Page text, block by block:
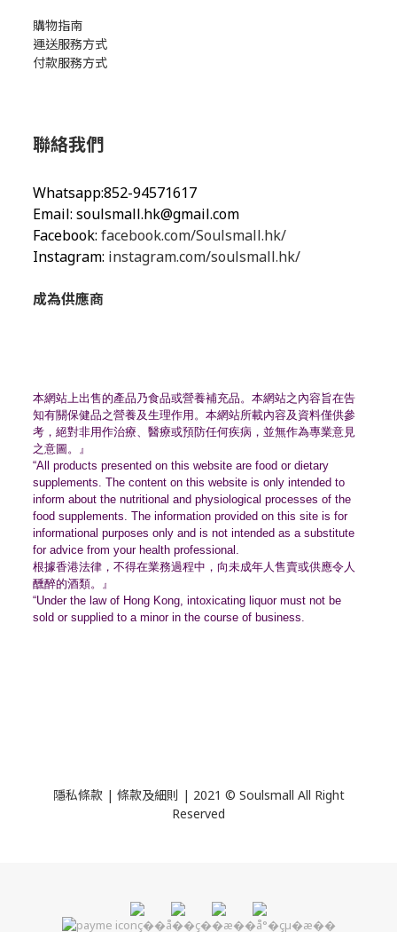
購物指南
運送服務方式
付款服務方式
聯絡我們
Whatsapp:852-94571617
Email: soulsmall.hk@gmail.com
Facebook: facebook.com/Soulsmall.hk/
Instagram: instagram.com/soulsmall.hk/
成為供應商
本網站上出售的產品乃食品或營養補充品。 本網站之內容旨在告
知有關保健品之營養及生理作用。 本網站所載內容及資料僅供參
考，絕對非用作治療、 醫療或預防任何疾病，並無作為專業意見
之意圖。』
“All products presented on this website are food or dietary
supplements. The content on this website is only intended to
inform about the nutritional and physiological processes of the
food supplements. The information provided on this site is for
informational purposes only and is not intended as a substitute
for advice from your health professional.
根據香港法律，不得在業務過程中， 向未成年人售賣或供應令人
醺醉的酒類。』
“Under the law of Hong Kong, intoxicating liquor must not be
sold or supplied to a minor in the course of business.
隱私條款 | 條款及細則 | 2021 © Soulsmall All Right
Reserved